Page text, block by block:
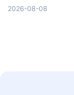
2026-08-08